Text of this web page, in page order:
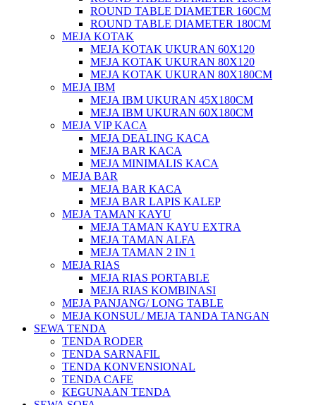
ROUND TABLE DIAMETER 160CM
ROUND TABLE DIAMETER 180CM
MEJA KOTAK
MEJA KOTAK UKURAN 60X120
MEJA KOTAK UKURAN 80X120
MEJA KOTAK UKURAN 80X180CM
MEJA IBM
MEJA IBM UKURAN 45X180CM
MEJA IBM UKURAN 60X180CM
MEJA VIP KACA
MEJA DEALING KACA
MEJA BAR KACA
MEJA MINIMALIS KACA
MEJA BAR
MEJA BAR KACA
MEJA BAR LAPIS KALEP
MEJA TAMAN KAYU
MEJA TAMAN KAYU EXTRA
MEJA TAMAN ALFA
MEJA TAMAN 2 IN 1
MEJA RIAS
MEJA RIAS PORTABLE
MEJA RIAS KOMBINASI
MEJA PANJANG/ LONG TABLE
MEJA KONSUL/ MEJA TANDA TANGAN
SEWA TENDA
TENDA RODER
TENDA SARNAFIL
TENDA KONVENSIONAL
TENDA CAFE
KEGUNAAN TENDA